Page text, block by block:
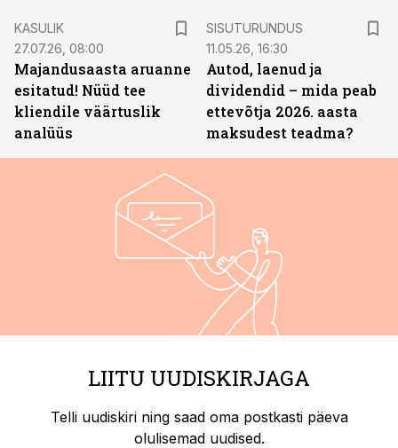
KASULIK
27.07.26, 08:00
Majandusaasta aruanne
esitatud! Nüüd tee
kliendile väärtuslik
analüüs
SISUTURUNDUS
11.05.26, 16:30
Autod, laenud ja
dividendid – mida peab
ettevõtja 2026. aasta
maksudest teadma?
LIITU UUDISKIRJAGA
Telli uudiskiri ning saad oma postkasti päeva
olulisemad uudised.